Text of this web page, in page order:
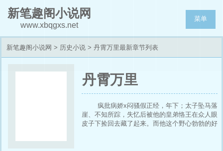
新笔趣阁小说网
www.xbqgxs.net
菜单
新笔趣阁小说网 > 历史小说 > 丹霄万里最新章节列表
丹霄万里
疯批病娇x闷骚假正经，年下；太子坠马落
崖、不知所踪，失忆后被他的皇弟恪王在众人眼
皮子下捡回去藏了起来。而他这个野心勃勃的好